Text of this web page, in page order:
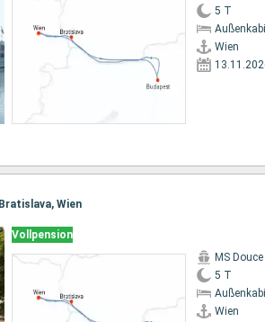
5 T
Wien
Wien
Vollpension
MS
5 T
Wien